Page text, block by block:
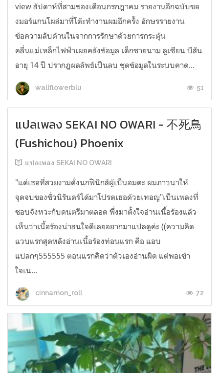
view สัปดาห์ที่สามของเดือนกรกฎาคม รายงานอีกฉบับขอ
งมอร์แกนโผล่มาที่โต๊ะทำงานผมอีกครั้ง อักษรรายงาน
ข้อความลับด้านในจากการรักษาด้วยการกระตุ้น
คลื่นแม่เหล็กไฟฟ้าเผยคลังข้อมูล เด็กชายนาม ลูเซียน บีสัน
อายุ 14 ปี ปรากฏผลลัพธ์เป็นลบ ชุดข้อมูลในระบบคาด...
wallflowerblu 51
แปลเพลง SEKAI NO OWARI - 不死鳥
(Fushichou) Phoenix
แปลเพลง SEKAI NO OWARI
"แด่เธอที่สวยงามดั่งนกฟินิกส์ผู้เป็นอมตะ ผมภาวนาให้
จุดจบของชั่วนิรันดร์ได้มาโปรดเธอด้วยเทอญ"เป็นเพลงที่
ชอบจังหวะกับดนตรีมาตลอด พึ่งมาตั้งใจอ่านเนื้อร้องแล้ว
เห็นว่าเนื้อร้องน่าสนใจดีเลยอยากมาแปลดูค่ะ ((ความคิด
แวบแรกสุดหลังอ่านเนื้อร้องท่อนแรก คือ แอบ
แปลกๆ555555 ตอนแรกคิดว่าตัวเองอ่านผิด แต่พอเข้า
ใจเน...
cinnamon_roll 72